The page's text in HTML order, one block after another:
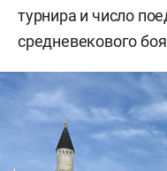
турнира и число
средневекового